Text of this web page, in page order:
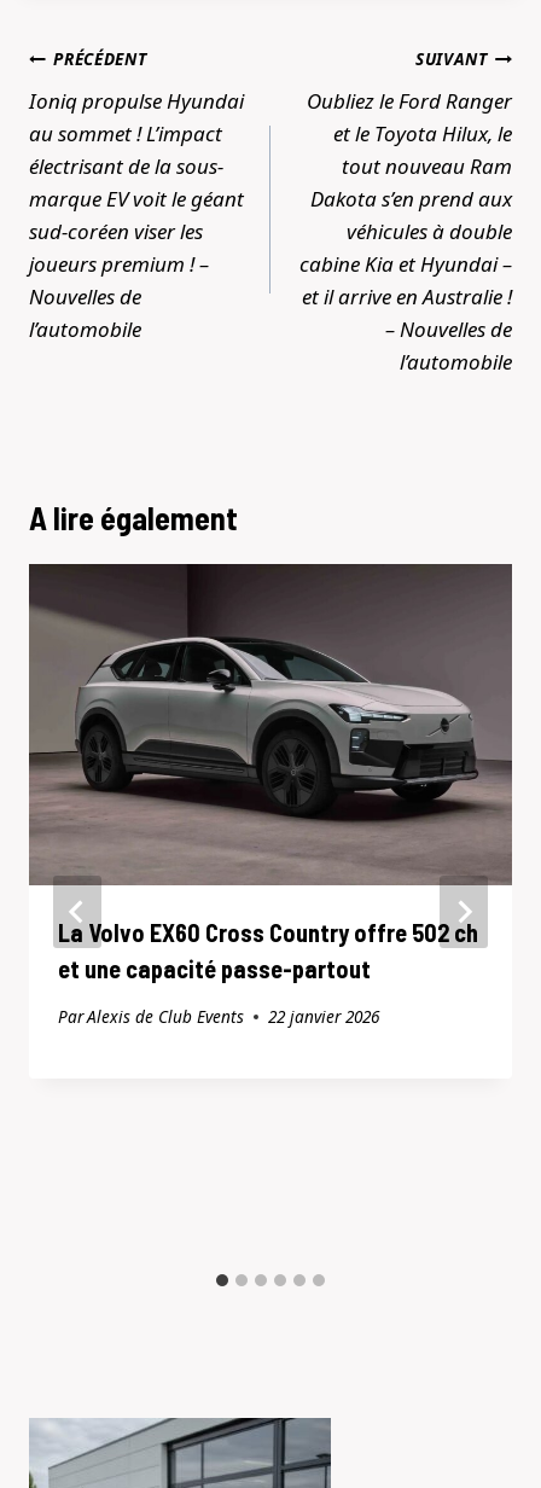
Navigation
de
l’article
PRÉCÉDENT
Ioniq propulse Hyundai
au sommet ! L’impact
électrisant de la sous-
marque EV voit le géant
sud-coréen viser les
joueurs premium ! –
Nouvelles de
l’automobile
SUIVANT
Oubliez le Ford Ranger
et le Toyota Hilux, le
tout nouveau Ram
Dakota s’en prend aux
véhicules à double
cabine Kia et Hyundai –
et il arrive en Australie !
– Nouvelles de
l’automobile
A lire également
La Volvo EX60 Cross Country offre 502 ch
et une capacité passe-partout
ParAlexis de Club Events 22 janvier 2026